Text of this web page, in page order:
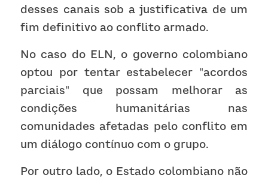
desses canais sob a justificativa de um
fim definitivo ao conflito armado.
No caso do ELN, o governo colombiano
optou por tentar estabelecer "acordos
parciais" que possam melhorar as
condições humanitárias nas
comunidades afetadas pelo conflito em
um diálogo contínuo com o grupo.
Por outro lado, o Estado colombiano não